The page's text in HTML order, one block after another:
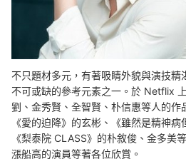
不只題材多元，有著吸睛外貌與演技精
不可或缺的參考元素之一。於 Netflix
劉、金秀賢、全智賢、朴信惠等人的作
《愛的迫降》的玄彬、《雖然是精神
《梨泰院 CLASS》的朴敘俊、金多美
漲船高的演員等著各位欣賞。